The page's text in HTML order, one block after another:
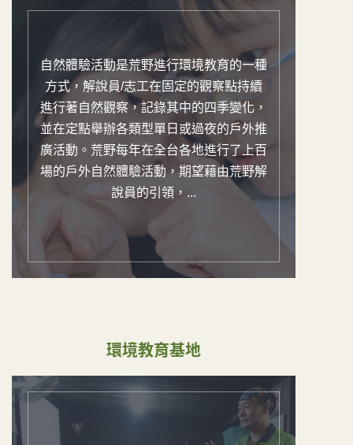
自然體驗活動是荒野進行環境教育的一種
方式，解說員/志工在固定的觀察點持續
進行著自然觀察，記錄其中的四季變化，
並在定點舉辦各類型單日或過夜的戶外推
廣活動。荒野每年在全台各地進行了上百
場的戶外自然體驗活動，期望藉由荒野解
說員的引領，...
環境教育基地